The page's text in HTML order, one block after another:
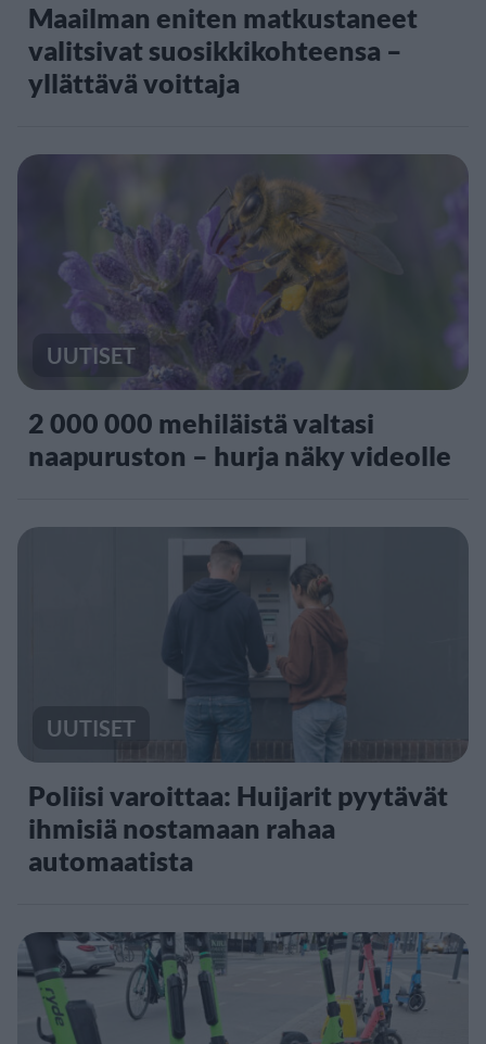
Maailman eniten matkustaneet
valitsivat suosikkikohteensa –
yllättävä voittaja
UUTISET
2 000 000 mehiläistä valtasi
naapuruston – hurja näky videolle
UUTISET
Poliisi varoittaa: Huijarit pyytävät
ihmisiä nostamaan rahaa
automaatista